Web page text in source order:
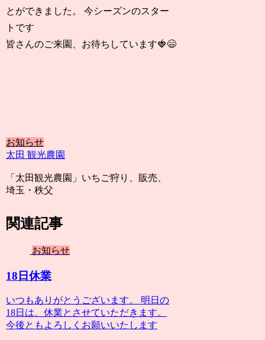
とができました。 今シーズンのスター
トです
皆さんのご来園、お待ちしています🍓😄
お知らせ
太田 観光農園
「太田観光農園」いちご狩り、販売、
埼玉・秩父
関連記事
お知らせ
18日休業
いつもありがとうございます。 明日の
18日は、休業とさせていただきます。
今後ともよろしくお願いいたします